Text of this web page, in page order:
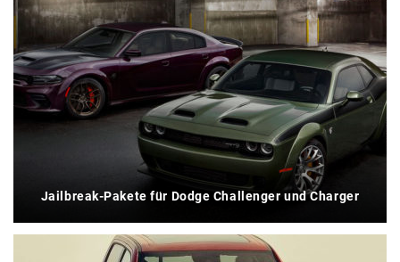
Jailbreak-Pakete für Dodge Challenger und Charger